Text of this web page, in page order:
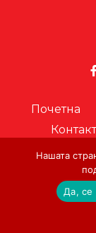
Почетна
Контакт
© Copyright.
Нашата
Да, се